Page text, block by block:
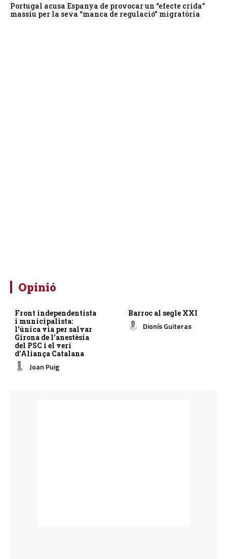
Portugal acusa Espanya de provocar un “efecte crida”
massiu per la seva “manca de regulació” migratòria
Opinió
Front independentista
i municipalista:
l’única via per salvar
Girona de l’anestèsia
del PSC i el verí
d’Aliança Catalana
Joan Puig
Barroc al segle XXI
Dionís Guiteras